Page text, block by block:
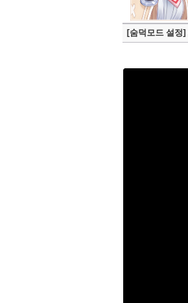
[숨덕모드 설정]